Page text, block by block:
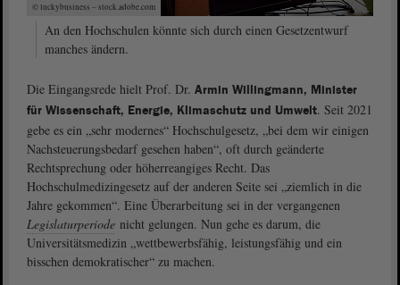
© luckybusiness – stock.adobe.com
An den Hochschulen könnte sich durch einen Gesetzentwurf
manches ändern.
Die Eingangsrede hielt Prof. Dr. Armin Willingmann, Minister
für Wissenschaft, Energie, Klimaschutz und Umwelt. Seit 2021
gebe es ein „sehr modernes“ Hochschulgesetz, „bei dem wir einigen
Nachsteuerungsbedarf gesehen haben“, oft durch geänderte
Rechtsprechung oder höherreangiges Recht. Das
Hochschulmedizingesetz auf der anderen Seite sei „ziemlich in die
Jahre gekommen“. Eine Überarbeitung sei in der vergangenen
Legislaturperiode nicht gelungen. Nun gehe es darum, die
Universitätsmedizin „wettbewerbsfähig, leistungsfähig und ein
bisschen demokratischer“ zu machen.